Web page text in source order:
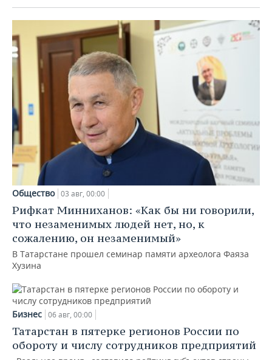
Общество 03 авг, 00:00
Рифкат Минниханов: «Как бы ни говорили,
что незаменимых людей нет, но, к
сожалению, он незаменимый»
В Татарстане прошел семинар памяти археолога Фаяза
Хузина
Бизнес 06 авг, 00:00
Татарстан в пятерке регионов России по
обороту и числу сотрудников предприятий